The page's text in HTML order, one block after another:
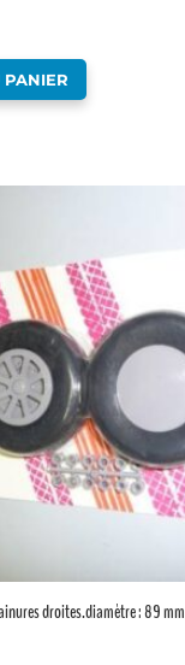
PANIER
droites.diamètre : 89 mm